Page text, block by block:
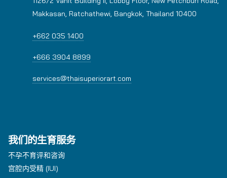
Makkasan, Ratchathewi, Bangkok, Thailand 10400
+662 035 1400
+666 3904 8899
services@thaisuperiorart.com
我们的生育服务
不孕不育评和咨询
宫腔内受精 (IUI)